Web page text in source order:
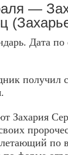
—
Дата
получил
Захария
по